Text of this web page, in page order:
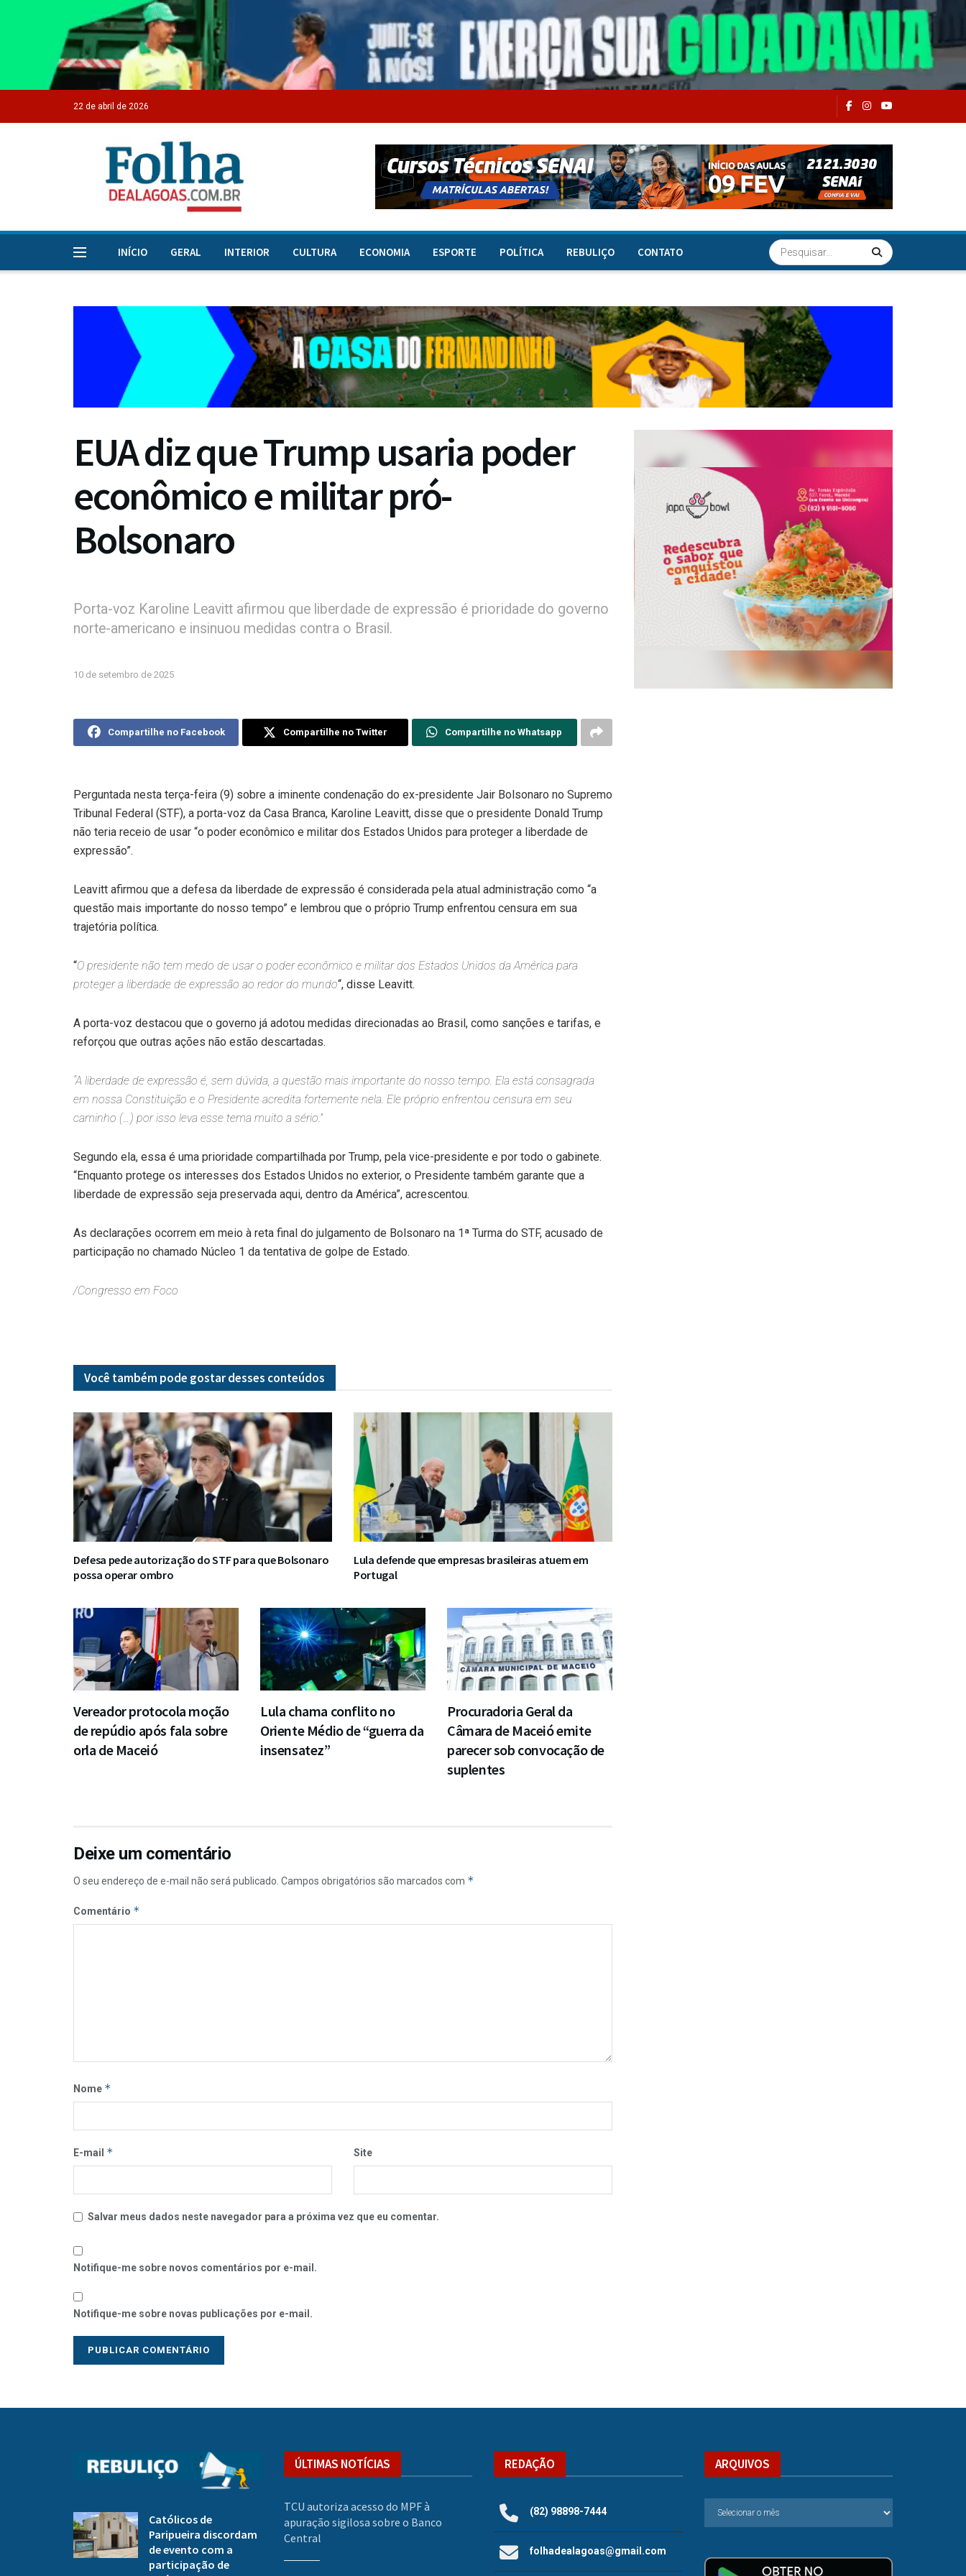
22 de abril de 2026
INÍCIO GERAL INTERIOR CULTURA ECONOMIA ESPORTE POLÍTICA REBULIÇO CONTATO
EUA diz que Trump usaria poder
econômico e militar pró-
Bolsonaro
Porta-voz Karoline Leavitt afirmou que liberdade de expressão é prioridade do governo
norte-americano e insinuou medidas contra o Brasil.
10 de setembro de 2025
Compartilhe no Facebook Compartilhe no Twitter Compartilhe no Whatsapp
Perguntada nesta terça-feira (9) sobre a iminente condenação do ex-presidente Jair Bolsonaro no Supremo
Tribunal Federal (STF), a porta-voz da Casa Branca, Karoline Leavitt, disse que o presidente Donald Trump
não teria receio de usar “o poder econômico e militar dos Estados Unidos para proteger a liberdade de
expressão”.
Leavitt afirmou que a defesa da liberdade de expressão é considerada pela atual administração como “a
questão mais importante do nosso tempo” e lembrou que o próprio Trump enfrentou censura em sua
trajetória política.
“O presidente não tem medo de usar o poder econômico e militar dos Estados Unidos da América para
proteger a liberdade de expressão ao redor do mundo“, disse Leavitt.
A porta-voz destacou que o governo já adotou medidas direcionadas ao Brasil, como sanções e tarifas, e
reforçou que outras ações não estão descartadas.
“A liberdade de expressão é, sem dúvida, a questão mais importante do nosso tempo. Ela está consagrada
em nossa Constituição e o Presidente acredita fortemente nela. Ele próprio enfrentou censura em seu
caminho (…) por isso leva esse tema muito a sério.”
Segundo ela, essa é uma prioridade compartilhada por Trump, pela vice-presidente e por todo o gabinete.
“Enquanto protege os interesses dos Estados Unidos no exterior, o Presidente também garante que a
liberdade de expressão seja preservada aqui, dentro da América”, acrescentou.
As declarações ocorrem em meio à reta final do julgamento de Bolsonaro na 1ª Turma do STF, acusado de
participação no chamado Núcleo 1 da tentativa de golpe de Estado.
/Congresso em Foco
Você também pode gostar desses conteúdos
Defesa pede autorização do STF para que Bolsonaro
possa operar ombro
Lula defende que empresas brasileiras atuem em
Portugal
Vereador protocola moção
de repúdio após fala sobre
orla de Maceió
Lula chama conflito no
Oriente Médio de “guerra da
insensatez”
Procuradoria Geral da
Câmara de Maceió emite
parecer sob convocação de
suplentes
Deixe um comentário
O seu endereço de e-mail não será publicado. Campos obrigatórios são marcados com *
Comentário *
Nome *
E-mail * Site
Salvar meus dados neste navegador para a próxima vez que eu comentar.
Notifique-me sobre novos comentários por e-mail.
Notifique-me sobre novas publicações por e-mail.
Católicos de
Paripueira discordam
de evento com a
participação de
ÚLTIMAS NOTÍCIAS
TCU autoriza acesso do MPF à
apuração sigilosa sobre o Banco
Central
REDAÇÃO
(82) 98898-7444
folhadealagoas@gmail.com
ARQUIVOS